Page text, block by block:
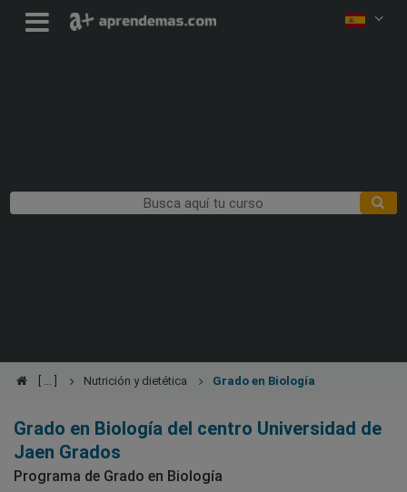
Nutrición y dietética Grado en Biología
Grado en Biología del centro Universidad de
Jaen Grados
Programa de Grado en Biología